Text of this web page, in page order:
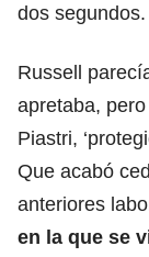
dos segundos.
Russell
apretaba,
Piastri,
Que acabó
anteriores
en la que se